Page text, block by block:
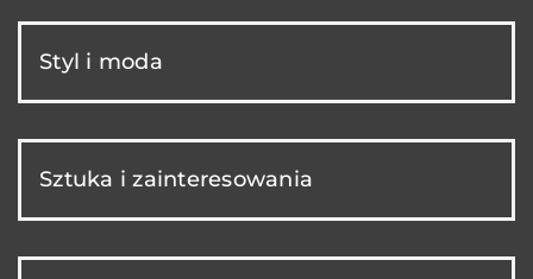
Styl i moda
Sztuka i zainteresowania